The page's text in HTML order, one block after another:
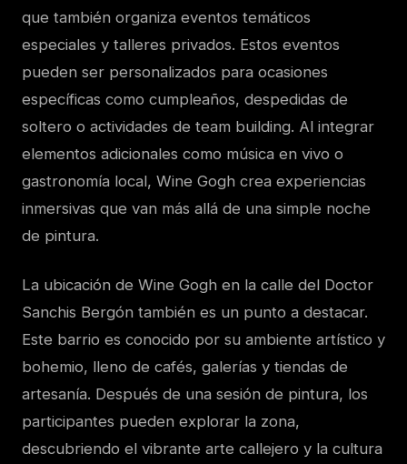
que también organiza eventos temáticos
especiales y talleres privados. Estos eventos
pueden ser personalizados para ocasiones
específicas como cumpleaños, despedidas de
soltero o actividades de team building. Al integrar
elementos adicionales como música en vivo o
gastronomía local, Wine Gogh crea experiencias
inmersivas que van más allá de una simple noche
de pintura.
La ubicación de Wine Gogh en la calle del Doctor
Sanchis Bergón también es un punto a destacar.
Este barrio es conocido por su ambiente artístico y
bohemio, lleno de cafés, galerías y tiendas de
artesanía. Después de una sesión de pintura, los
participantes pueden explorar la zona,
descubriendo el vibrante arte callejero y la cultura